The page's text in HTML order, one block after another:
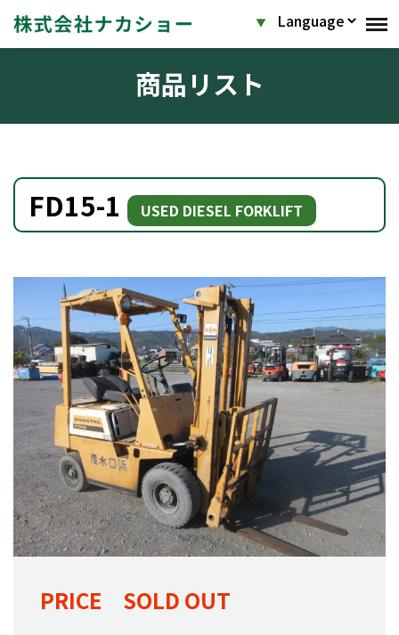
商品リスト
FD15-1 USED DIESEL FORKLIFT
PRICE SOLD OUT